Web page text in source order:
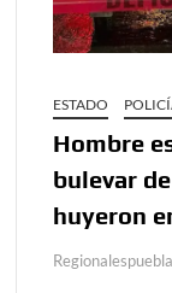
ESTADO
Hombre
bulevar
huyeron
Regionalespuebla